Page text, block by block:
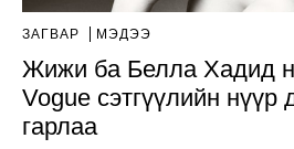
ЗАГВАР МЭДЭЭ
Жижи ба Белла Хадид
Vogue сэтгүүлийн нүүр
гарлаа